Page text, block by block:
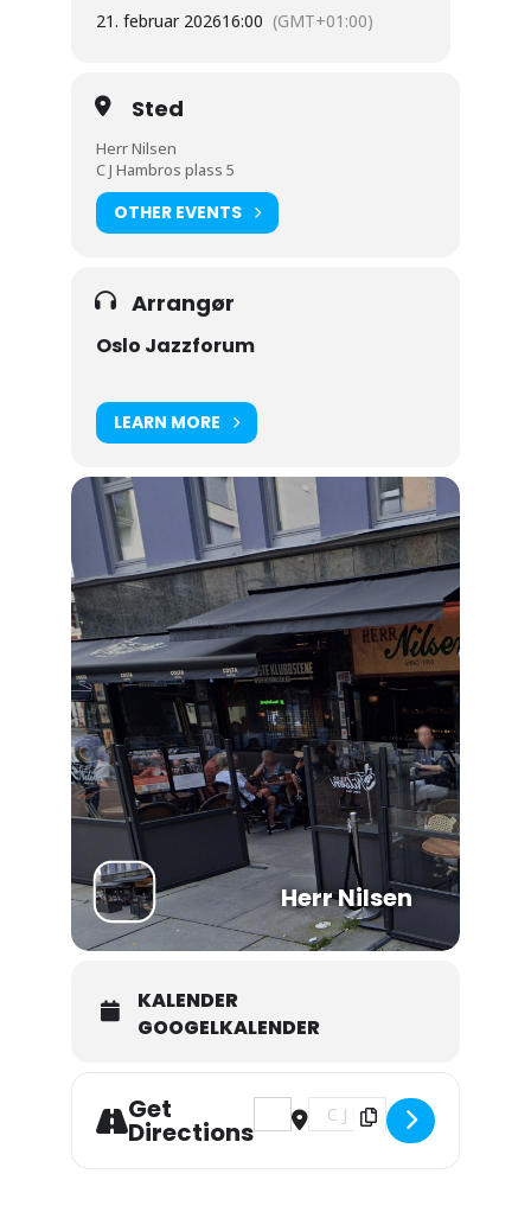
21. februar 202616:00 (GMT+01:00)
Sted
Herr Nilsen
C J Hambros plass 5
OTHER EVENTS
Arrangør
Oslo Jazzforum
LEARN MORE
Herr Nilsen
KALENDER
GOOGELKALENDER
Get
Directions
Address - Shannon Mowday []
Destination Address -